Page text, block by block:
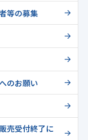
等の募集
のお願い
売受付終了に